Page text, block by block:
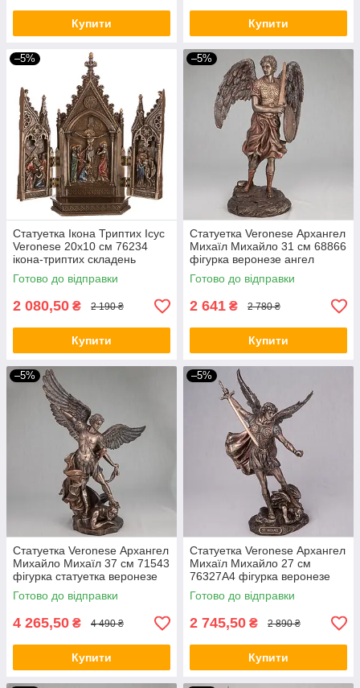
Купити Купити
–5%
Статуетка Ікона Триптих Ісус
Veronese 20х10 см 76234
ікона-триптих складень
двостулкова веронезе
розп'яття VE
Готово до відправки
2 080,50 ₴ 2 190 ₴
Купити
–5%
Статуетка Veronese Архангел
Михаїл Михайло 31 см 68866
фігурка веронезе ангел
архістратиг VE
Готово до відправки
2 641 ₴ 2 780 ₴
Купити
–5%
Статуетка Veronese Архангел
Михайло Михаїл 37 см 71543
фігурка статуетка веронезе
ангел архістратиг VE
Готово до відправки
4 265,50 ₴ 4 490 ₴
Купити
–5%
Статуетка Veronese Архангел
Михаїл Михайло 27 см
76327A4 фігурка веронезе
ангел архістратиг VE
Готово до відправки
2 745,50 ₴ 2 890 ₴
Купити